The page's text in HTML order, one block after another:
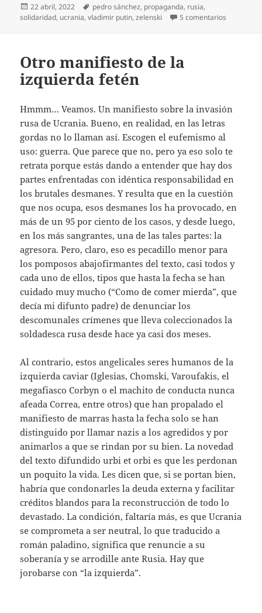
Publicado
el
22 abril, 2022 Etiquetas
pedro sánchez, propaganda, rusia,
solidaridad, ucrania,vladimir putin,zelenski 5 comentarios
Otro manifiesto de la
izquierda fetén
Hmmm… Veamos. Un manifiesto sobre la invasión
rusa de Ucrania. Bueno, en realidad, en las letras
gordas no lo llaman así. Escogen el eufemismo al
uso: guerra. Que parece que no, pero ya eso solo te
retrata porque estás dando a entender que hay dos
partes enfrentadas con idéntica responsabilidad en
los brutales desmanes. Y resulta que en la cuestión
que nos ocupa, esos desmanes los ha provocado, en
más de un 95 por ciento de los casos, y desde luego,
en los más sangrantes, una de las tales partes: la
agresora. Pero, claro, eso es pecadillo menor para
los pomposos abajofirmantes del texto, casi todos y
cada uno de ellos, tipos que hasta la fecha se han
cuidado muy mucho (“Como de comer mierda”, que
decía mi difunto padre) de denunciar los
descomunales crímenes que lleva coleccionados la
soldadesca rusa desde hace ya casi dos meses.
Al contrario, estos angelicales seres humanos de la
izquierda caviar (Iglesias, Chomski, Varoufakis, el
megafiasco Corbyn o el machito de conducta nunca
afeada Correa, entre otros) que han propalado el
manifiesto de marras hasta la fecha solo se han
distinguido por llamar nazis a los agredidos y por
animarlos a que se rindan por su bien. La novedad
del texto difundido urbi et orbi es que les perdonan
un poquito la vida. Les dicen que, si se portan bien,
habría que condonarles la deuda externa y facilitar
créditos blandos para la reconstrucción de todo lo
devastado. La condición, faltaría más, es que Ucrania
se comprometa a ser neutral, lo que traducido a
román paladino, significa que renuncie a su
soberanía y se arrodille ante Rusia. Hay que
jorobarse con “la izquierda”.